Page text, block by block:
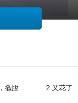
間，擺脫... 2.又花了